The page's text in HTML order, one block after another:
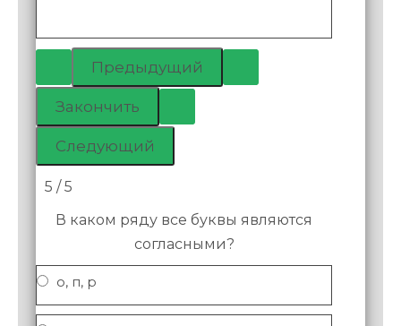
5 / 5
В каком ряду все буквы являются
согласными?
о, п, р